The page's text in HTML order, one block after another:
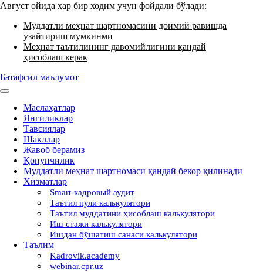
Август ойида ҳар бир ходим учун фойдали бўлади:
Муддатли меҳнат шартномасини доимий равишда
узайтириш мумкинми
Меҳнат таътилининг давомийлигини қандай
ҳисоблаш керак
Батафсил маълумот
Маслаҳатлар
Янгиликлар
Тавсиялар
Шакллар
Жавоб берамиз
Қонунчилик
Муддатли меҳнат шартномаси қандай бекор қилинади
Хизматлар
Smart-кадровый аудит
Таътил пули калькулятори
Таътил муддатини ҳисоблаш калькулятори
Иш стажи калькулятори
Ишдан бўшатиш санаси калькулятори
Таълим
Kadrovik.academy
webinar.cpr.uz